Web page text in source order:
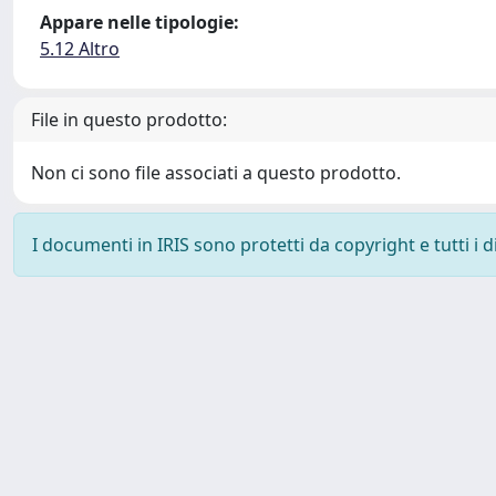
Appare nelle tipologie:
5.12 Altro
File in questo prodotto:
Non ci sono file associati a questo prodotto.
I documenti in IRIS sono protetti da copyright e tutti i